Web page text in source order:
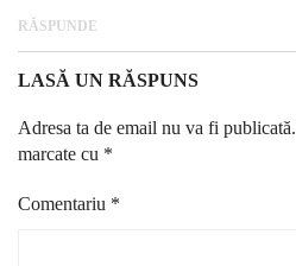
RĂSPUNDE
LASĂ UN RĂSPUNS
Adresa ta de email nu va fi publicată.
marcate cu *
Comentariu *